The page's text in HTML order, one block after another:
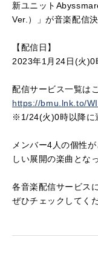
新ユニット
Ver.）」が音楽配信決
【配信日】
2023年1月24日(火)0
配信サービス一覧は
https://bmu.lnk.to/
※1/24(火)0時以降に
メンバー4人の個性
しい展開の楽曲とな
各音楽配信サービス
ぜひチェックしてく